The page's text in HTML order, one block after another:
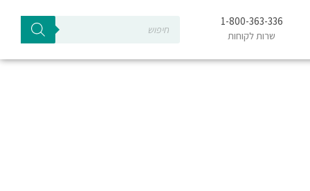
1-800-363-336
שרות לקוחות search